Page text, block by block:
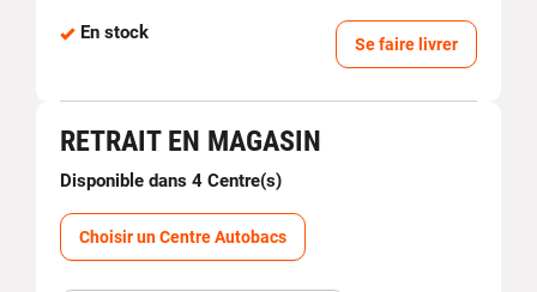
En stock
Se faire livrer
RETRAIT EN MAGASIN
Disponible dans 4 Centre(s)
Choisir un Centre Autobacs